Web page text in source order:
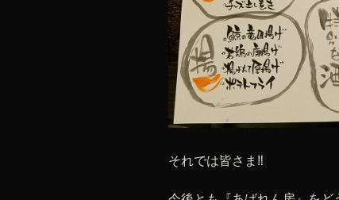
それでは皆さま‼